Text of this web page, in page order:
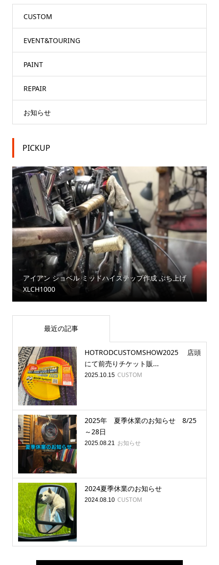
CUSTOM
EVENT&TOURING
PAINT
REPAIR
お知らせ
PICKUP
アイアン ショベル ミッドハイステップ作成 ぶち上げ
XLCH1000
最近の記事
HOTRODCUSTOMSHOW2025 店頭
にて前売りチケット販...
2025.10.15 CUSTOM
2025年 夏季休業のお知らせ 8/25
～28日
2025.08.21 お知らせ
2024夏季休業のお知らせ
2024.08.10 CUSTOM